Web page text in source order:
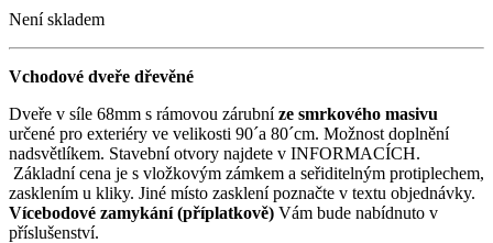
Není skladem
Vchodové dveře dřevěné
Dveře v síle 68mm s rámovou zárubníze smrkového masivu
určené pro exteriéry ve velikosti 90´a 80´cm. Možnost doplnění
nadsvětlíkem. Stavební otvory najdete v INFORMACÍCH.
Základní cena je s vložkovým zámkem a seřiditelným protiplechem,
zasklením u kliky. Jiné místo zasklení poznačte v textu objednávky.
Vícebodové zamykání (příplatkově) Vám bude nabídnuto v
příslušenství.